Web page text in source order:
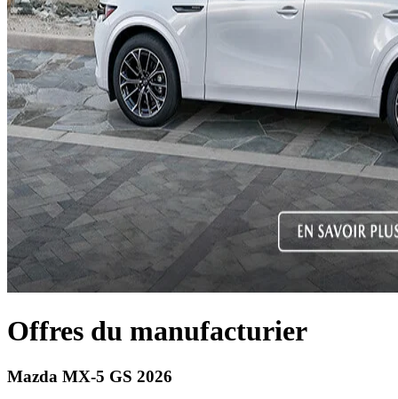
Offres du manufacturier
Mazda MX-5 GS 2026